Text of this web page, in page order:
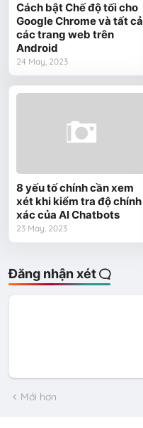
Cách bật Chế độ tối cho
Google Chrome và tất cả
các trang web trên
Android
24 May, 2023
8 yếu tố chính cần xem
xét khi kiểm tra độ chính
xác của AI Chatbots
23 May, 2023
Đăng nhận xét
Mới hơn